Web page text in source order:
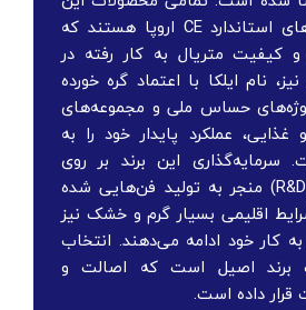
برند دارای تاییدیه‌های استاندارد CE اروپا هستند که
کیفیت متریال به کار رفته در
نام ایلکا با اعتماد گره خورده
حساس ملی و مجموعه‌های
عملکرد پایدار خود را به
سرمایه‌گذاری این برند بر روی
تحقیق و توسعه (R&D) منجر به تولید فن‌هایی شده
اقلیمی بسیار گرم و خشک نیز
کار خود ادامه می‌دهند. انتخاب
برند اصیل است که اصالت و
داده است.